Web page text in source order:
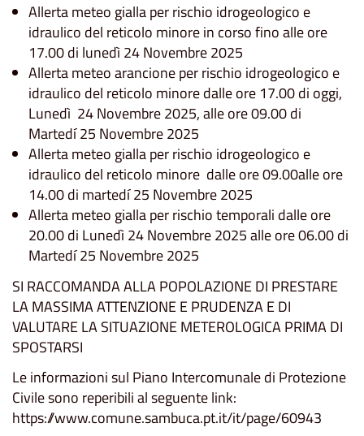
Allerta meteo gialla per rischio idrogeologico e
idraulico del reticolo minore in corso fino alle ore
17.00 di lunedì 24 Novembre 2025
Allerta meteo arancione per rischio idrogeologico e
idraulico del reticolo minore dalle ore 17.00 di oggi,
Lunedì 24 Novembre 2025, alle ore 09.00 di
Martedí 25 Novembre 2025
Allerta meteo gialla per rischio idrogeologico e
idraulico del reticolo minore dalle ore 09.00alle ore
14.00 di martedí 25 Novembre 2025
Allerta meteo gialla per rischio temporali dalle ore
20.00 di Lunedì 24 Novembre 2025 alle ore 06.00 di
Martedí 25 Novembre 2025
SI RACCOMANDA ALLA POPOLAZIONE DI PRESTARE
LA MASSIMA ATTENZIONE E PRUDENZA E DI
VALUTARE LA SITUAZIONE METEROLOGICA PRIMA DI
SPOSTARSI
Le informazioni sul Piano Intercomunale di Protezione
Civile sono reperibili al seguente link:
https://www.comune.sambuca.pt.it/it/page/60943